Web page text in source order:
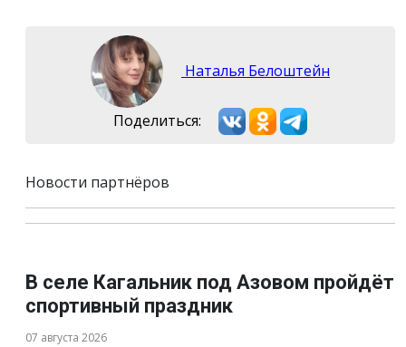
Наталья Белоштейн
Поделиться:
Новости партнёров
В селе Кагальник под Азовом пройдёт
спортивный праздник
07 августа 2026